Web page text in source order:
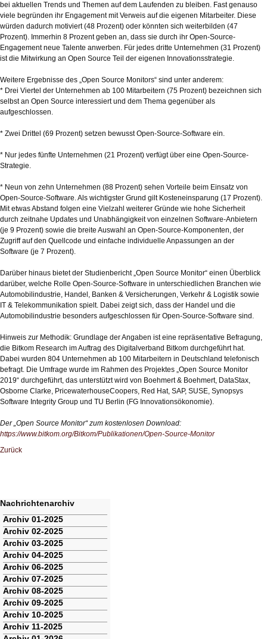
bei aktuellen Trends und Themen auf dem Laufenden zu bleiben. Fast genauso
viele begründen ihr Engagement mit Verweis auf die eigenen Mitarbeiter. Diese
würden dadurch motiviert (48 Prozent) oder könnten sich weiterbilden (47
Prozent). Immerhin 8 Prozent geben an, dass sie durch ihr Open-Source-
Engagement neue Talente anwerben. Für jedes dritte Unternehmen (31 Prozent)
ist die Mitwirkung an Open Source Teil der eigenen Innovationsstrategie.
Weitere Ergebnisse des „Open Source Monitors“ sind unter anderem:
* Drei Viertel der Unternehmen ab 100 Mitarbeitern (75 Prozent) bezeichnen sich
selbst an Open Source interessiert und dem Thema gegenüber als
aufgeschlossen.
* Zwei Drittel (69 Prozent) setzen bewusst Open-Source-Software ein.
* Nur jedes fünfte Unternehmen (21 Prozent) verfügt über eine Open-Source-
Strategie.
* Neun von zehn Unternehmen (88 Prozent) sehen Vorteile beim Einsatz von
Open-Source-Software. Als wichtigster Grund gilt Kosteneinsparung (17 Prozent).
Mit etwas Abstand folgen eine Vielzahl weiterer Gründe wie hohe Sicherheit
durch zeitnahe Updates und Unabhängigkeit von einzelnen Software-Anbietern
(je 9 Prozent) sowie die breite Auswahl an Open-Source-Komponenten, der
Zugriff auf den Quellcode und einfache individuelle Anpassungen an der
Software (je 7 Prozent).
Darüber hinaus bietet der Studienbericht „Open Source Monitor“ einen Überblick
darüber, welche Rolle Open-Source-Software in unterschiedlichen Branchen wie
Automobilindustrie, Handel, Banken & Versicherungen, Verkehr & Logistik sowie
IT & Telekommunikation spielt. Dabei zeigt sich, dass der Handel und die
Automobilindustrie besonders aufgeschlossen für Open-Source-Software sind.
Hinweis zur Methodik: Grundlage der Angaben ist eine repräsentative Befragung,
die Bitkom Research im Auftrag des Digitalverband Bitkom durchgeführt hat.
Dabei wurden 804 Unternehmen ab 100 Mitarbeitern in Deutschland telefonisch
befragt. Die Umfrage wurde im Rahmen des Projektes „Open Source Monitor
2019“ durchgeführt, das unterstützt wird von Boehmert & Boehmert, DataStax,
Osborne Clarke, PricewaterhouseCoopers, Red Hat, SAP, SUSE, Synopsys
Software Integrity Group und TU Berlin (FG Innovationsökonomie).
Der „Open Source Monitor“ zum kostenlosen Download:
https://www.bitkom.org/Bitkom/Publikationen/Open-Source-Monitor
Zurück
Nachrichtenarchiv
Navigation
überspringen
Archiv 01-2025
Archiv 02-2025
Archiv 03-2025
Archiv 04-2025
Archiv 06-2025
Archiv 07-2025
Archiv 08-2025
Archiv 09-2025
Archiv 10-2025
Archiv 11-2025